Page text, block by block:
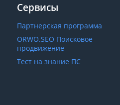
Сервисы
Партнерская программа
ORWO.SEO Поисковое
продвижение
Тест на знание ПС